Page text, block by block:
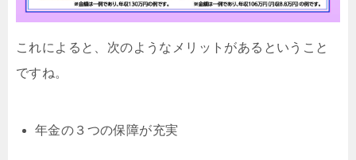
これによると、次のようなメリットがあるということ
ですね。
年金の３つの保障が充実